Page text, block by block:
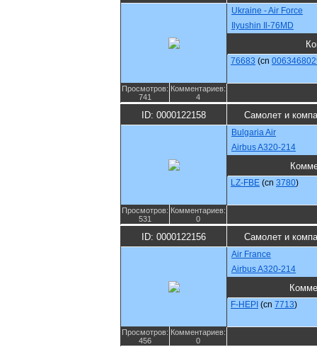
Ukraine - Air Force
Ilyushin Il-76MD
76683 (cn
Просмотров:
741
Комментариев:
4
ID: 0000122158 Самолет и
Bulgaria Air
Airbus A320-214
LZ-FBE (cn 3780)
Просмотров:
531
Комментариев:
0
ID: 0000122156 Самолет и
Air France
Airbus A320-214
F-HEPI (cn 7713)
Просмотров:
456
Комментариев:
0